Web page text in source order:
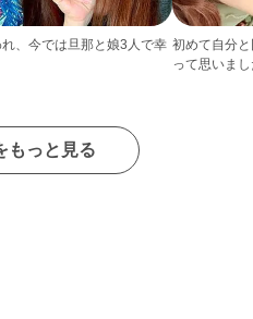
、今では旦那と娘3人で幸 初めて自分
って思いまし
もっと見る